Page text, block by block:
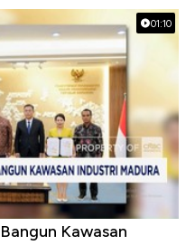
01:10
Kawasan